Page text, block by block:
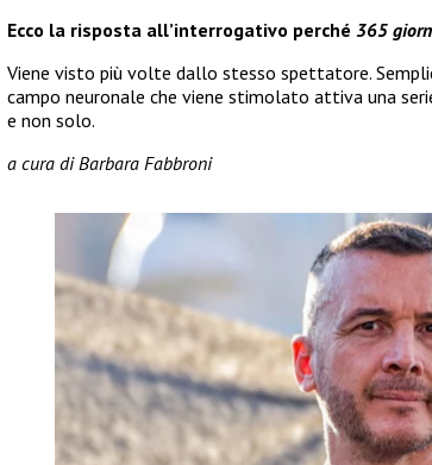
Ecco la risposta all’interrogativo perché 365
Viene visto più volte dallo stesso spettatore.
campo neuronale che viene stimolato attiva una
e non solo.
a cura di Barbara Fabbroni